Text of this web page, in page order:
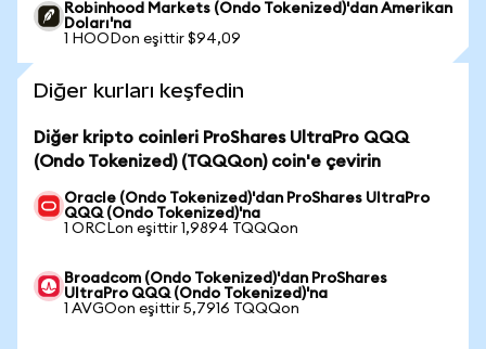
Robinhood Markets (Ondo Tokenized)'dan Amerikan
Doları'na
1 HOODon eşittir $94,09
Diğer kurları keşfedin
Diğer kripto coinleri ProShares UltraPro QQQ
(Ondo Tokenized) (TQQQon) coin'e çevirin
Oracle (Ondo Tokenized)'dan ProShares UltraPro
QQQ (Ondo Tokenized)'na
1 ORCLon eşittir 1,9894 TQQQon
Broadcom (Ondo Tokenized)'dan ProShares
UltraPro QQQ (Ondo Tokenized)'na
1 AVGOon eşittir 5,7916 TQQQon